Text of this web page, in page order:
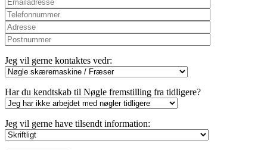
Jeg vil gerne kontaktes vedr:
Har du kendtskab til Nøgle fremstilling fra tidligere?
Jeg vil gerne have tilsendt information: